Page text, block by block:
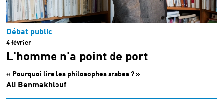
Débat public
4 février
L'homme n'a point de port
« Pourquoi lire les philosophes arabes ? »
Ali Benmakhlouf